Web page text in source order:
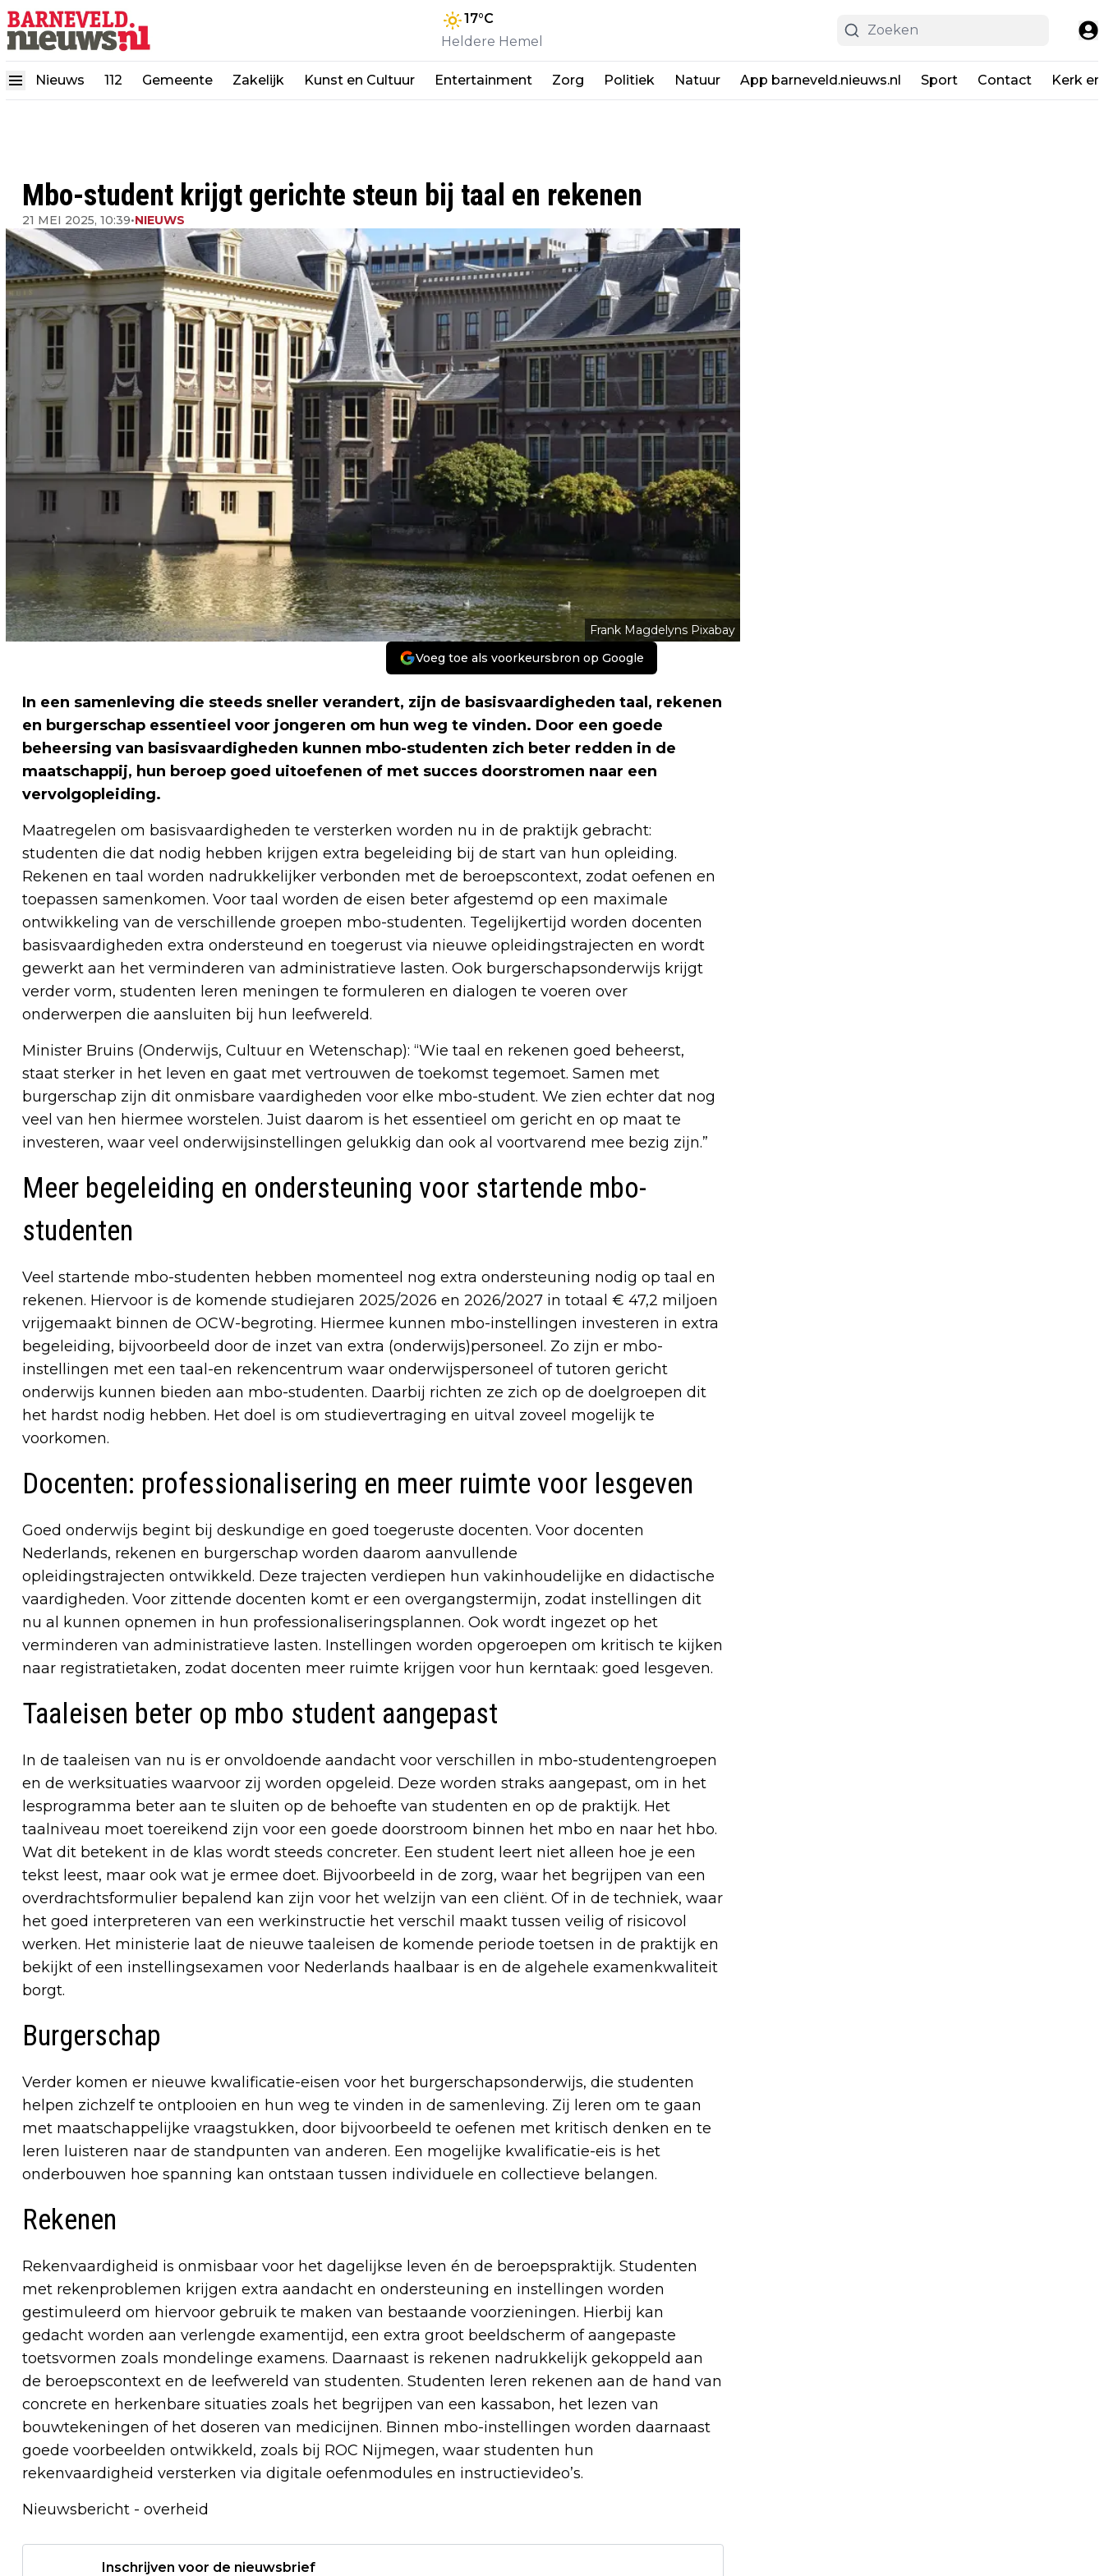
17°C
Heldere Hemel
Nieuws 112 Gemeente Zakelijk Kunst en Cultuur Entertainment Zorg Politiek Natuur App barneveld.nieuws.nl Sport Contact Kerk
Mbo-student krijgt gerichte steun bij taal en rekenen
21 MEI 2025, 10:39•NIEUWS
Frank Magdelyns Pixabay
Voeg toe als voorkeursbron op Google
In een samenleving die steeds sneller verandert, zijn de basisvaardigheden taal, rekenen
en burgerschap essentieel voor jongeren om hun weg te vinden. Door een goede
beheersing van basisvaardigheden kunnen mbo-studenten zich beter redden in de
maatschappij, hun beroep goed uitoefenen of met succes doorstromen naar een
vervolgopleiding.
Maatregelen om basisvaardigheden te versterken worden nu in de praktijk gebracht:
studenten die dat nodig hebben krijgen extra begeleiding bij de start van hun opleiding.
Rekenen en taal worden nadrukkelijker verbonden met de beroepscontext, zodat oefenen en
toepassen samenkomen. Voor taal worden de eisen beter afgestemd op een maximale
ontwikkeling van de verschillende groepen mbo-studenten. Tegelijkertijd worden docenten
basisvaardigheden extra ondersteund en toegerust via nieuwe opleidingstrajecten en wordt
gewerkt aan het verminderen van administratieve lasten. Ook burgerschapsonderwijs krijgt
verder vorm, studenten leren meningen te formuleren en dialogen te voeren over
onderwerpen die aansluiten bij hun leefwereld.
Minister Bruins (Onderwijs, Cultuur en Wetenschap): “Wie taal en rekenen goed beheerst,
staat sterker in het leven en gaat met vertrouwen de toekomst tegemoet. Samen met
burgerschap zijn dit onmisbare vaardigheden voor elke mbo-student. We zien echter dat nog
veel van hen hiermee worstelen. Juist daarom is het essentieel om gericht en op maat te
investeren, waar veel onderwijsinstellingen gelukkig dan ook al voortvarend mee bezig zijn.”
Meer begeleiding en ondersteuning voor startende mbo-
studenten
Veel startende mbo-studenten hebben momenteel nog extra ondersteuning nodig op taal en
rekenen. Hiervoor is de komende studiejaren 2025/2026 en 2026/2027 in totaal € 47,2 miljoen
vrijgemaakt binnen de OCW-begroting. Hiermee kunnen mbo-instellingen investeren in extra
begeleiding, bijvoorbeeld door de inzet van extra (onderwijs)personeel. Zo zijn er mbo-
instellingen met een taal-en rekencentrum waar onderwijspersoneel of tutoren gericht
onderwijs kunnen bieden aan mbo-studenten. Daarbij richten ze zich op de doelgroepen dit
het hardst nodig hebben. Het doel is om studievertraging en uitval zoveel mogelijk te
voorkomen.
Docenten: professionalisering en meer ruimte voor lesgeven
Goed onderwijs begint bij deskundige en goed toegeruste docenten. Voor docenten
Nederlands, rekenen en burgerschap worden daarom aanvullende
opleidingstrajecten ontwikkeld. Deze trajecten verdiepen hun vakinhoudelijke en didactische
vaardigheden. Voor zittende docenten komt er een overgangstermijn, zodat instellingen dit
nu al kunnen opnemen in hun professionaliseringsplannen. Ook wordt ingezet op het
verminderen van administratieve lasten. Instellingen worden opgeroepen om kritisch te kijken
naar registratietaken, zodat docenten meer ruimte krijgen voor hun kerntaak: goed lesgeven.
Taaleisen beter op mbo student aangepast
In de taaleisen van nu is er onvoldoende aandacht voor verschillen in mbo-studentengroepen
en de werksituaties waarvoor zij worden opgeleid. Deze worden straks aangepast, om in het
lesprogramma beter aan te sluiten op de behoefte van studenten en op de praktijk. Het
taalniveau moet toereikend zijn voor een goede doorstroom binnen het mbo en naar het hbo.
Wat dit betekent in de klas wordt steeds concreter. Een student leert niet alleen hoe je een
tekst leest, maar ook wat je ermee doet. Bijvoorbeeld in de zorg, waar het begrijpen van een
overdrachtsformulier bepalend kan zijn voor het welzijn van een cliënt. Of in de techniek, waar
het goed interpreteren van een werkinstructie het verschil maakt tussen veilig of risicovol
werken. Het ministerie laat de nieuwe taaleisen de komende periode toetsen in de praktijk en
bekijkt of een instellingsexamen voor Nederlands haalbaar is en de algehele examenkwaliteit
borgt.
Burgerschap
Verder komen er nieuwe kwalificatie-eisen voor het burgerschapsonderwijs, die studenten
helpen zichzelf te ontplooien en hun weg te vinden in de samenleving. Zij leren om te gaan
met maatschappelijke vraagstukken, door bijvoorbeeld te oefenen met kritisch denken en te
leren luisteren naar de standpunten van anderen. Een mogelijke kwalificatie-eis is het
onderbouwen hoe spanning kan ontstaan tussen individuele en collectieve belangen.
Rekenen
Rekenvaardigheid is onmisbaar voor het dagelijkse leven én de beroepspraktijk. Studenten
met rekenproblemen krijgen extra aandacht en ondersteuning en instellingen worden
gestimuleerd om hiervoor gebruik te maken van bestaande voorzieningen. Hierbij kan
gedacht worden aan verlengde examentijd, een extra groot beeldscherm of aangepaste
toetsvormen zoals mondelinge examens. Daarnaast is rekenen nadrukkelijk gekoppeld aan
de beroepscontext en de leefwereld van studenten. Studenten leren rekenen aan de hand van
concrete en herkenbare situaties zoals het begrijpen van een kassabon, het lezen van
bouwtekeningen of het doseren van medicijnen. Binnen mbo-instellingen worden daarnaast
goede voorbeelden ontwikkeld, zoals bij ROC Nijmegen, waar studenten hun
rekenvaardigheid versterken via digitale oefenmodules en instructievideo’s.
Nieuwsbericht - overheid
Inschrijven voor de nieuwsbrief